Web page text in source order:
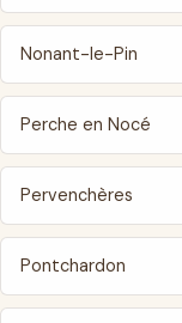
Nonant-le-Pin
Perche en Nocé
Pervenchères
Pontchardon